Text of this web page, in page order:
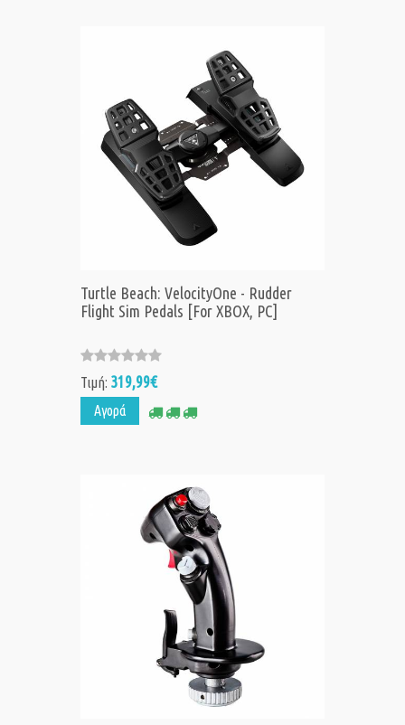
Turtle Beach: VelocityOne - Rudder
Flight Sim Pedals [For XBOX, PC]
Τιμή: 319,99€
Αγορά